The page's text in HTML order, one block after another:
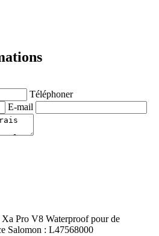
Téléphoner
E-mail
Xa Pro V8 Waterproof pour de
Salomon : L47568000